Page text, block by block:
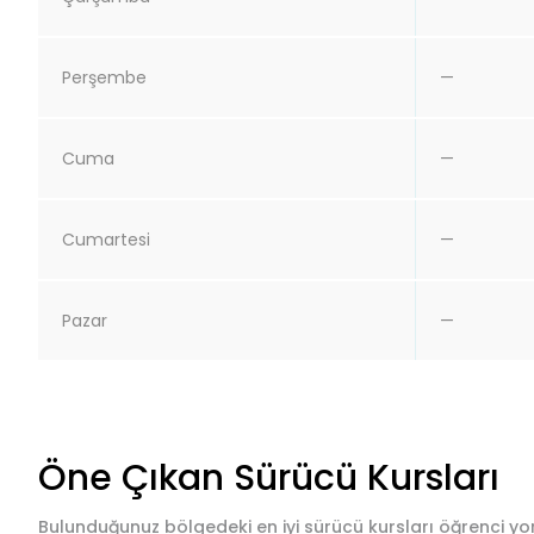
Perşembe —
Cuma —
Cumartesi —
Pazar —
Öne Çıkan Sürücü Kursları
Bulunduğunuz bölgedeki en iyi sürücü kursları öğrenci